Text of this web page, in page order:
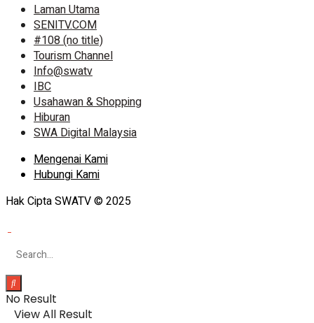
Laman Utama
SENITV.COM
#108 (no title)
Tourism Channel
Info@swatv
IBC
Usahawan & Shopping
Hiburan
SWA Digital Malaysia
Mengenai Kami
Hubungi Kami
Hak Cipta SWATV © 2025
No Result
View All Result